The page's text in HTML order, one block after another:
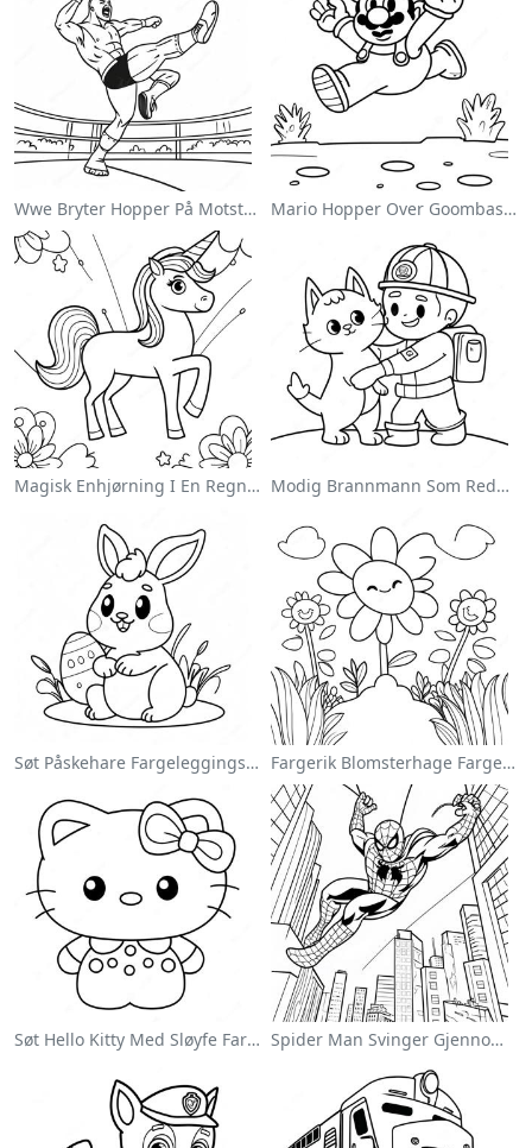
Wwe Bryter Hopper På Motstander Fargeleggingsside Mario Hopper Over Goombas Fargeleggingsside
Magisk Enhjørning I En Regnbue Fargeleggingsside Modig Brannmann Som Redder En Katt Fargeleggingsside
Søt Påskehare Fargeleggingsside Fargerik Blomsterhage Fargeleggingsside
Søt Hello Kitty Med Sløyfe Fargeleggingsside Spider Man Svinger Gjennom Byen Fargeleggingsside